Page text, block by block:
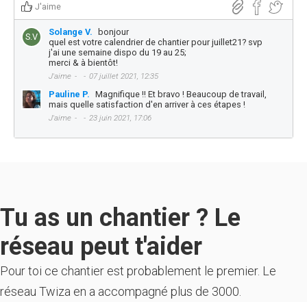
J'aime
S.V Solange V. bonjour
quel est votre calendrier de chantier pour juillet21? svp
j'ai une semaine dispo du 19 au 25;
merci & à bientôt!
J'aime 07 juillet 2021, 12:35
Pauline P. Magnifique !! Et bravo ! Beaucoup de travail,
mais quelle satisfaction d'en arriver à ces étapes !
J'aime 23 juin 2021, 17:06
Tu as un chantier ? Le
réseau peut t'aider
Pour toi ce chantier est probablement le premier. Le
réseau Twiza en a accompagné plus de 3000.